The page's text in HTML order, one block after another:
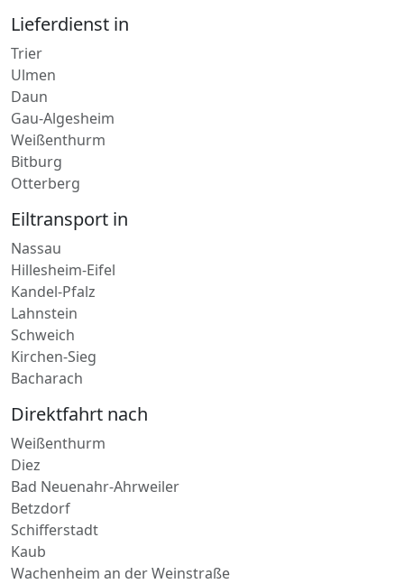
Lieferdienst in
Trier
Ulmen
Daun
Gau-Algesheim
Weißenthurm
Bitburg
Eiltransport in
Nassau
Hillesheim-Eifel
Kandel-Pfalz
Lahnstein
Schweich
Kirchen-Sieg
Direktfahrt nach
Weißenthurm
Diez
Bad Neuenahr-Ahrweiler
Betzdorf
Schifferstadt
Kaub